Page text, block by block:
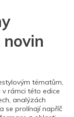
tématům,
v rámci této edice
analýzách
se prolínají napříč